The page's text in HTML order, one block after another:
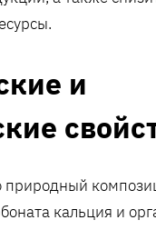
и
природный
кальция и